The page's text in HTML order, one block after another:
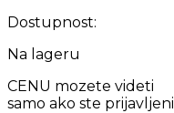
Dostupnost:
Na lageru
CENU mozete videti
samo ako ste prijavljeni